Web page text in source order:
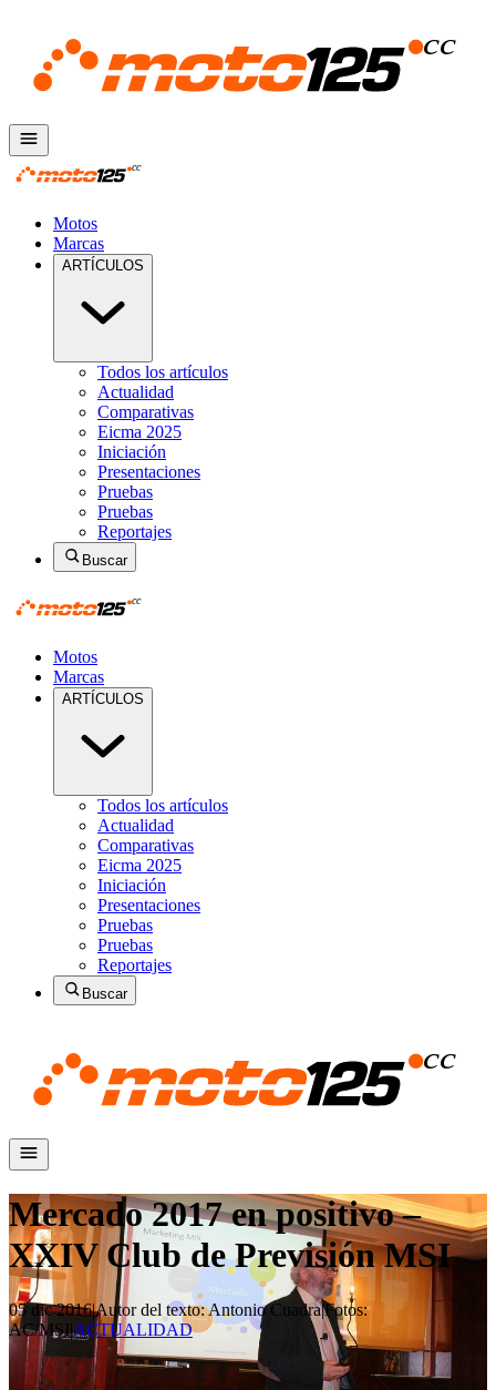
Motos
Marcas
ARTÍCULOS
Todos los artículos
Actualidad
Comparativas
Eicma 2025
Iniciación
Presentaciones
Pruebas
Pruebas
Reportajes
Buscar
Motos
Marcas
ARTÍCULOS
Todos los artículos
Actualidad
Comparativas
Eicma 2025
Iniciación
Presentaciones
Pruebas
Pruebas
Reportajes
Buscar
Mercado 2017 en positivo –
XXIV Club de Previsión MSI
05 dic 2016|Autor del texto:Antonio Cuadra|Fotos:
AC/MSI|ACTUALIDAD